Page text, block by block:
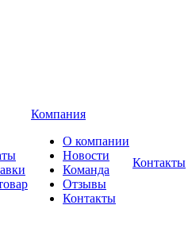
Компания
О компании
Новости
Команда
Отзывы
Контакты
Контакты